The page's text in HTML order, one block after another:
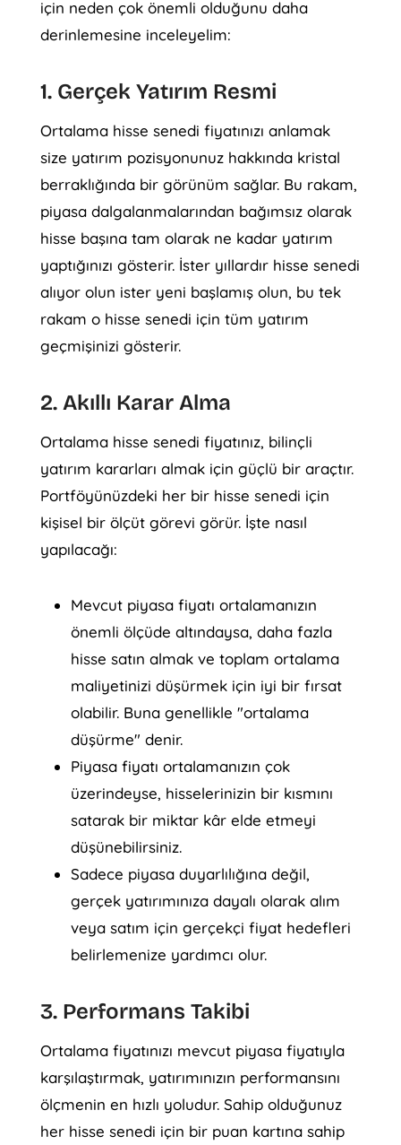
için neden çok önemli olduğunu daha
derinlemesine inceleyelim:
1. Gerçek Yatırım Resmi
Ortalama hisse senedi fiyatınızı anlamak
size yatırım pozisyonunuz hakkında kristal
berraklığında bir görünüm sağlar. Bu rakam,
piyasa dalgalanmalarından bağımsız olarak
hisse başına tam olarak ne kadar yatırım
yaptığınızı gösterir. İster yıllardır hisse senedi
alıyor olun ister yeni başlamış olun, bu tek
rakam o hisse senedi için tüm yatırım
geçmişinizi gösterir.
2. Akıllı Karar Alma
Ortalama hisse senedi fiyatınız, bilinçli
yatırım kararları almak için güçlü bir araçtır.
Portföyünüzdeki her bir hisse senedi için
kişisel bir ölçüt görevi görür. İşte nasıl
yapılacağı:
Mevcut piyasa fiyatı ortalamanızın
önemli ölçüde altındaysa, daha fazla
hisse satın almak ve toplam ortalama
maliyetinizi düşürmek için iyi bir fırsat
olabilir. Buna genellikle "ortalama
düşürme" denir.
Piyasa fiyatı ortalamanızın çok
üzerindeyse, hisselerinizin bir kısmını
satarak bir miktar kâr elde etmeyi
düşünebilirsiniz.
Sadece piyasa duyarlılığına değil,
gerçek yatırımınıza dayalı olarak alım
veya satım için gerçekçi fiyat hedefleri
belirlemenize yardımcı olur.
3. Performans Takibi
Ortalama fiyatınızı mevcut piyasa fiyatıyla
karşılaştırmak, yatırımınızın performansını
ölçmenin en hızlı yoludur. Sahip olduğunuz
her hisse senedi için bir puan kartına sahip